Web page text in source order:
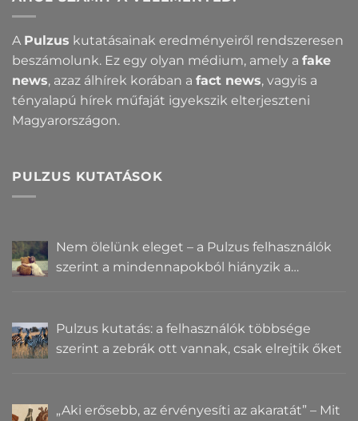
A Pulzus kutatásainak eredményeiről rendszeresen
beszámolunk. Ez egy olyan médium, amely a fake
news, azaz álhírek korában a fact news, vagyis a
tényalapú hírek műfaját igyekszik elterjeszteni
Magyarországon.
PULZUS KUTATÁSOK
Nem ölelünk eleget – a Pulzus felhasználók
szerint a mindennapokból hiányzik a
Pulzus kutatás: a felhasználók többsége
szerint a zebrák ott vannak, csak elrejtik őket
„Aki erősebb, az érvényesíti az akaratát” – Mit